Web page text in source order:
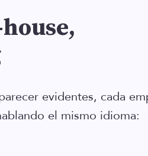
evidentes, cada
el mismo idioma: